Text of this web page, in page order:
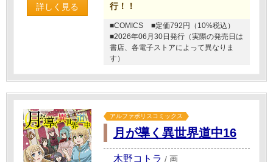
詳しく見る
行！！
■COMICS
■定価792円（10%税込）
■2026年06月30日発行（実際の発売日は
書店、各電子ストアによって異なりま
す）
アルファポリスコミックス
月が導く異世界道中16
木野コトラ / 画